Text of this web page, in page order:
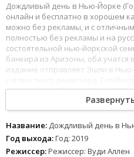
Дождливый день в Нью-Йорке
онлайн и бесплатно в хорошем
можно без рекламы, и с
полностью без рекламы и на
состоятельной нью-йоркской
банкира из Аризоны, оба учатся
издание отправляет Эшли в
он покажет ей родной город.
номер с видом на Центральный
распоряжается иначе: Эшли
а Гэтсби встречает бывших
своей школьной любви.
1 23 45 678
Название: Дождливый день в
Год выхода:Год: 2019
Режиссер:Режиссер: Вуди Аллен